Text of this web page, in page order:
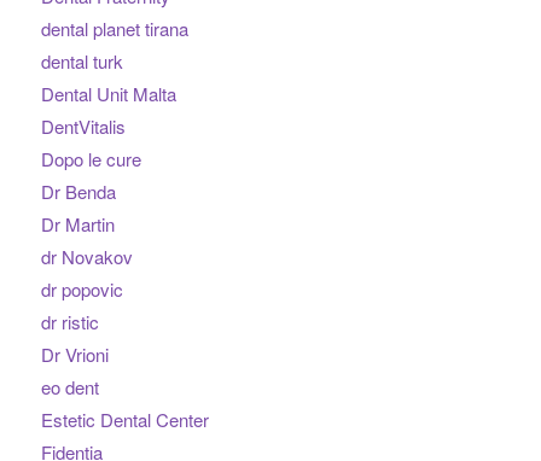
dental planet tirana
dental turk
Dental Unit Malta
DentVitalis
Dopo le cure
Dr Benda
Dr Martin
dr Novakov
dr popovic
dr ristic
Dr Vrioni
eo dent
Estetic Dental Center
Fidentia